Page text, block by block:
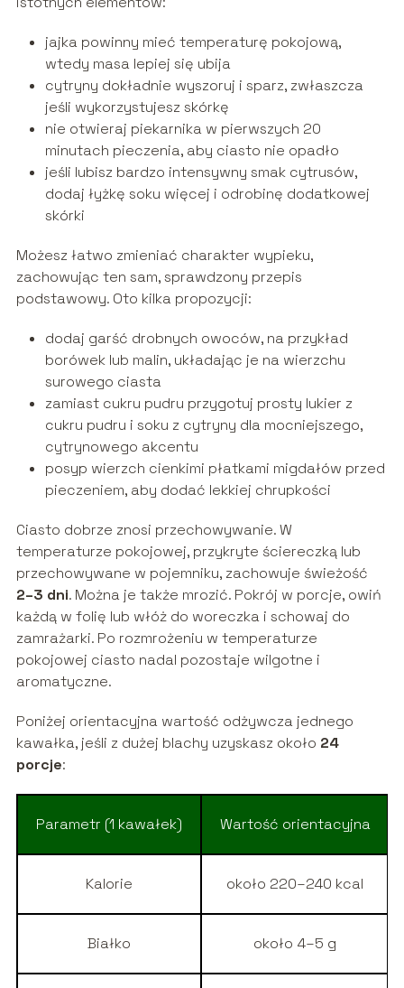
jajka powinny mieć temperaturę pokojową,
wtedy masa lepiej się ubija
cytryny dokładnie wyszoruj i sparz, zwłaszcza
jeśli wykorzystujesz skórkę
nie otwieraj piekarnika w pierwszych 20
minutach pieczenia, aby ciasto nie opadło
jeśli lubisz bardzo intensywny smak cytrusów,
dodaj łyżkę soku więcej i odrobinę dodatkowej
skórki
Możesz łatwo zmieniać charakter wypieku,
zachowując ten sam, sprawdzony przepis
podstawowy. Oto kilka propozycji:
dodaj garść drobnych owoców, na przykład
borówek lub malin, układając je na wierzchu
surowego ciasta
zamiast cukru pudru przygotuj prosty lukier z
cukru pudru i soku z cytryny dla mocniejszego,
cytrynowego akcentu
posyp wierzch cienkimi płatkami migdałów przed
pieczeniem, aby dodać lekkiej chrupkości
Ciasto dobrze znosi przechowywanie. W
temperaturze pokojowej, przykryte ściereczką lub
przechowywane w pojemniku, zachowuje świeżość
2–3 dni. Można je także mrozić. Pokrój w porcje, owiń
każdą w folię lub włóż do woreczka i schowaj do
zamrażarki. Po rozmrożeniu w temperaturze
pokojowej ciasto nadal pozostaje wilgotne i
aromatyczne.
Poniżej orientacyjna wartość odżywcza jednego
kawałka, jeśli z dużej blachy uzyskasz około 24
porcje:
Parametr (1 kawałek) Wartość orientacyjna
Kalorie około 220–240 kcal
Białko około 4–5 g